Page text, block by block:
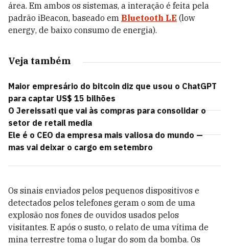
área. Em ambos os sistemas, a interação é feita pela
padrão iBeacon, baseado em Bluetooth LE (low
energy, de baixo consumo de energia).
Veja também
Maior empresário do bitcoin diz que usou o ChatGPT
para captar US$ 15 bilhões
O Jereissati que vai às compras para consolidar o
setor de retail media
Ele é o CEO da empresa mais valiosa do mundo —
mas vai deixar o cargo em setembro
Os sinais enviados pelos pequenos dispositivos e
detectados pelos telefones geram o som de uma
explosão nos fones de ouvidos usados pelos
visitantes. E após o susto, o relato de uma vítima de
mina terrestre toma o lugar do som da bomba. Os